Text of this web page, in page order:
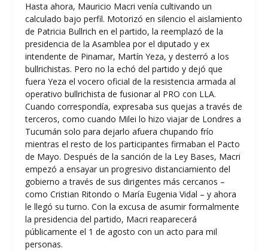
Hasta ahora, Mauricio Macri venía cultivando un
calculado bajo perfil. Motorizó en silencio el aislamiento
de Patricia Bullrich en el partido, la reemplazó de la
presidencia de la Asamblea por el diputado y ex
intendente de Pinamar, Martín Yeza, y desterró a los
bullrichistas. Pero no la echó del partido y dejó que
fuera Yeza el vocero oficial de la resistencia armada al
operativo bullrichista de fusionar al PRO con LLA.
Cuando correspondía, expresaba sus quejas a través de
terceros, como cuando Milei lo hizo viajar de Londres a
Tucumán solo para dejarlo afuera chupando frío
mientras el resto de los participantes firmaban el Pacto
de Mayo. Después de la sanción de la Ley Bases, Macri
empezó a ensayar un progresivo distanciamiento del
gobierno a través de sus dirigentes más cercanos –
como Cristian Ritondo o María Eugenia Vidal – y ahora
le llegó su turno. Con la excusa de asumir formalmente
la presidencia del partido, Macri reaparecerá
públicamente el 1 de agosto con un acto para mil
personas.